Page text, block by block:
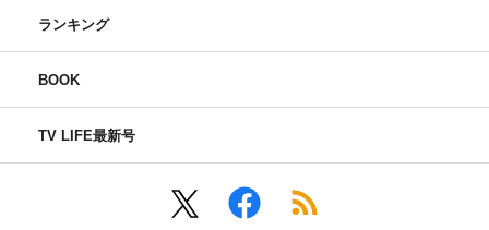
ランキング
BOOK
TV LIFE最新号